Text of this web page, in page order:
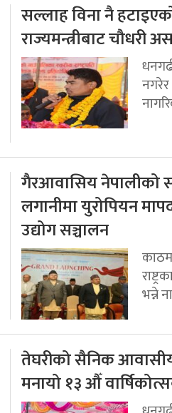
सल्लाह विना नै
राज्यमन्त्रीबाट चौधरी
गैरआवासिय नेपालीको
लगानीमा युरोपियन
उद्योग सञ्चालन
भन्ने
तेघरीको सैनिक
मनायो १३ औँ